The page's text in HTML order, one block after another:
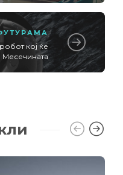
кој ќе
Месечината